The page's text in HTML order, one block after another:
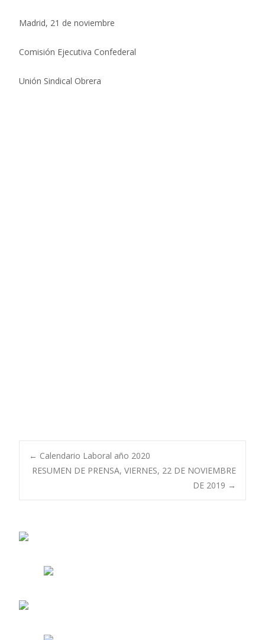
Madrid, 21 de noviembre
Comisión Ejecutiva Confederal
Unión Sindical Obrera
Navegación
de
← Calendario Laboral año 2020
RESUMEN DE PRENSA, VIERNES, 22 DE NOVIEMBRE
DE 2019 →